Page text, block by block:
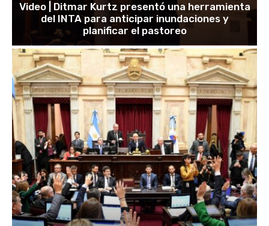
Video | Ditmar Kurtz presentó una herramienta
del INTA para anticipar inundaciones y
planificar el pastoreo